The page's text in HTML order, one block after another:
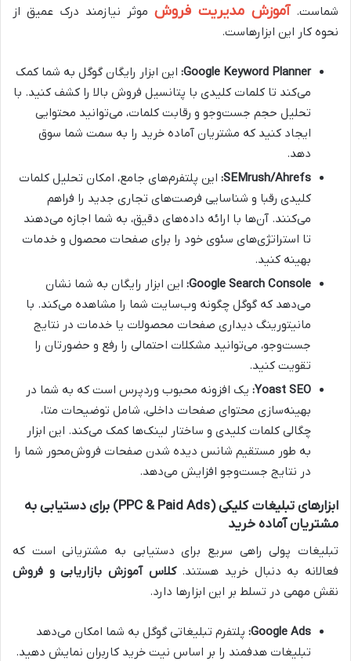
شماست. آموزش مدیریت فروش موثر نیازمند درک عمیق از
نحوه کار این ابزارهاست.
Google Keyword Planner: این ابزار رایگان گوگل به شما کمک
می‌کند تا کلمات کلیدی با پتانسیل فروش بالا را کشف کنید. با
تحلیل حجم جست‌وجو و رقابت کلمات، می‌توانید محتوایی
ایجاد کنید که مشتریان آماده خرید را به سمت شما سوق
دهد.
SEMrush/Ahrefs: این پلتفرم‌های جامع، امکان تحلیل کلمات
کلیدی رقبا و شناسایی فرصت‌های تجاری جدید را فراهم
می‌کنند. آن‌ها با ارائه داده‌های دقیق، به شما اجازه می‌دهند
تا استراتژی‌های سئوی خود را برای صفحات محصول و خدمات
بهینه کنید.
Google Search Console: این ابزار رایگان به شما نشان
می‌دهد که گوگل چگونه وب‌سایت شما را مشاهده می‌کند. با
مانیتورینگ دیداری صفحات محصولات یا خدمات در نتایج
جست‌وجو، می‌توانید مشکلات احتمالی را رفع و حضورتان را
تقویت کنید.
Yoast SEO: یک افزونه محبوب وردپرس است که به شما در
بهینه‌سازی محتوای صفحات داخلی، شامل توضیحات متا،
چگالی کلمات کلیدی و ساختار لینک‌ها کمک می‌کند. این ابزار
به طور مستقیم شانس دیده شدن صفحات فروش‌محور شما را
در نتایج جست‌وجو افزایش می‌دهد.
ابزارهای تبلیغات کلیکی (PPC & Paid Ads) برای دستیابی به
مشتریان آماده خرید
تبلیغات پولی راهی سریع برای دستیابی به مشتریانی است که
فعالانه به دنبال خرید هستند.کلاس آموزش بازاریابی و فروش
نقش مهمی در تسلط بر این ابزارها دارد.
Google Ads: پلتفرم تبلیغاتی گوگل به شما امکان می‌دهد
تبلیغات هدفمند را بر اساس نیت خرید کاربران نمایش دهید.